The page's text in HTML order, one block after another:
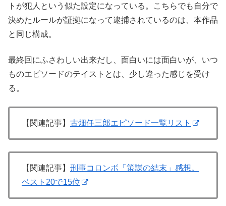
トが犯人という似た設定になっている。こちらでも自分で
決めたルールが証拠になって逮捕されているのは、本作品
と同じ構成。
最終回にふさわしい出来だし、面白いには面白いが、いつ
ものエピソードのテイストとは、少し違った感じを受け
る。
【関連記事】 古畑任三郎エピソード一覧リスト
【関連記事】 刑事コロンボ「策謀の結末」感想。
ベスト20で15位